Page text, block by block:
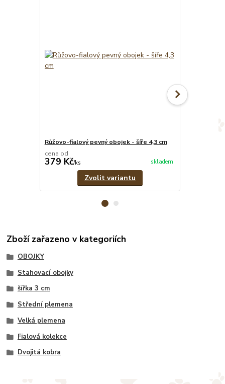
Růžovo-fialový pevný obojek - šíře 4,3 cm
cena od
379 Kč/ks skladem
Zvolit variantu
Zboží zařazeno v kategoriích
OBOJKY
Stahovací obojky
šířka 3 cm
Střední plemena
Velká plemena
Fialová kolekce
Dvojitá kobra